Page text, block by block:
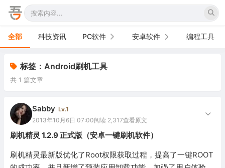
全部 科技资讯 PC软件
办公软件
网络软件
图形图像
游戏娱乐
安卓软件
手机软件
电视软件
车机软件
编程工具
标签：Android刷机工具
共 1 篇文章
Sabby Lv.1
2013年10月6日 07:00阅读 2,317查看原文
刷机精灵 1.2.9 正式版（安卓一键刷机软件）
刷机精灵最新版优化了Root权限获取过程，提高了一键ROOT